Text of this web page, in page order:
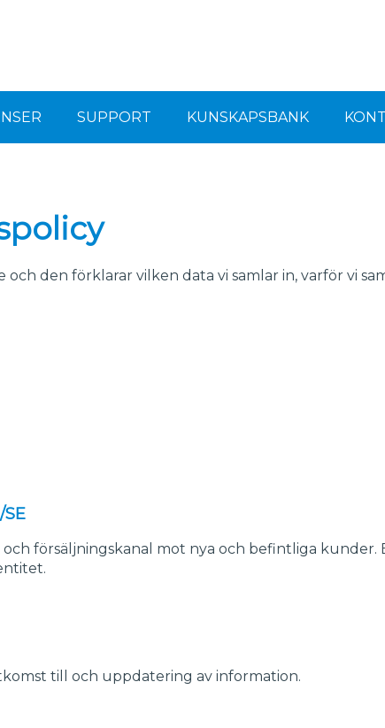
SUPPORT KUNSKAPSBANK
den förklarar vilken data vi samlar in, varför vi
SE
och försäljningskanal mot nya och befintliga
till och uppdatering av information.